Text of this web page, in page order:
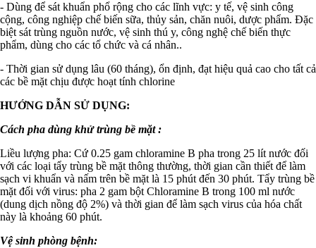
- Dùng để sát khuẩn phổ rộng cho các lĩnh vực: y tế, vệ sinh công
cộng, công nghiệp chế biến sữa, thủy sản, chăn nuôi, dược phẩm. Đặc
biệt sát trùng nguồn nước, vệ sinh thú y, công nghệ chế biến thực
phẩm, dùng cho các tổ chức và cá nhân..
- Thời gian sử dụng lâu (60 tháng), ổn định, đạt hiệu quả cao cho tất cả
các bề mặt chịu được hoạt tính chlorine
HƯỚNG DẪN SỬ DỤNG:
Cách pha dùng khử trùng bề mặt :
Liều lượng pha: Cứ 0.25 gam chloramine B pha trong 25 lít nước đối
với các loại tẩy trùng bề mặt thông thường, thời gian cần thiết để làm
sạch vi khuẩn và nấm trên bề mặt là 15 phút đến 30 phút. Tẩy trùng bề
mặt đối với virus: pha 2 gam bột Chloramine B trong 100 ml nước
(dung dịch nồng độ 2%) và thời gian để làm sạch virus của hóa chất
này là khoảng 60 phút.
Vệ sinh phòng bệnh: